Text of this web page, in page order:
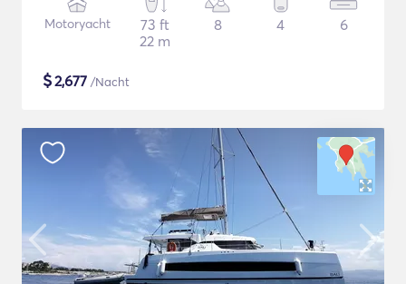
Motoryacht
73 ft
22 m
8 4 6
$2,677 /Nacht